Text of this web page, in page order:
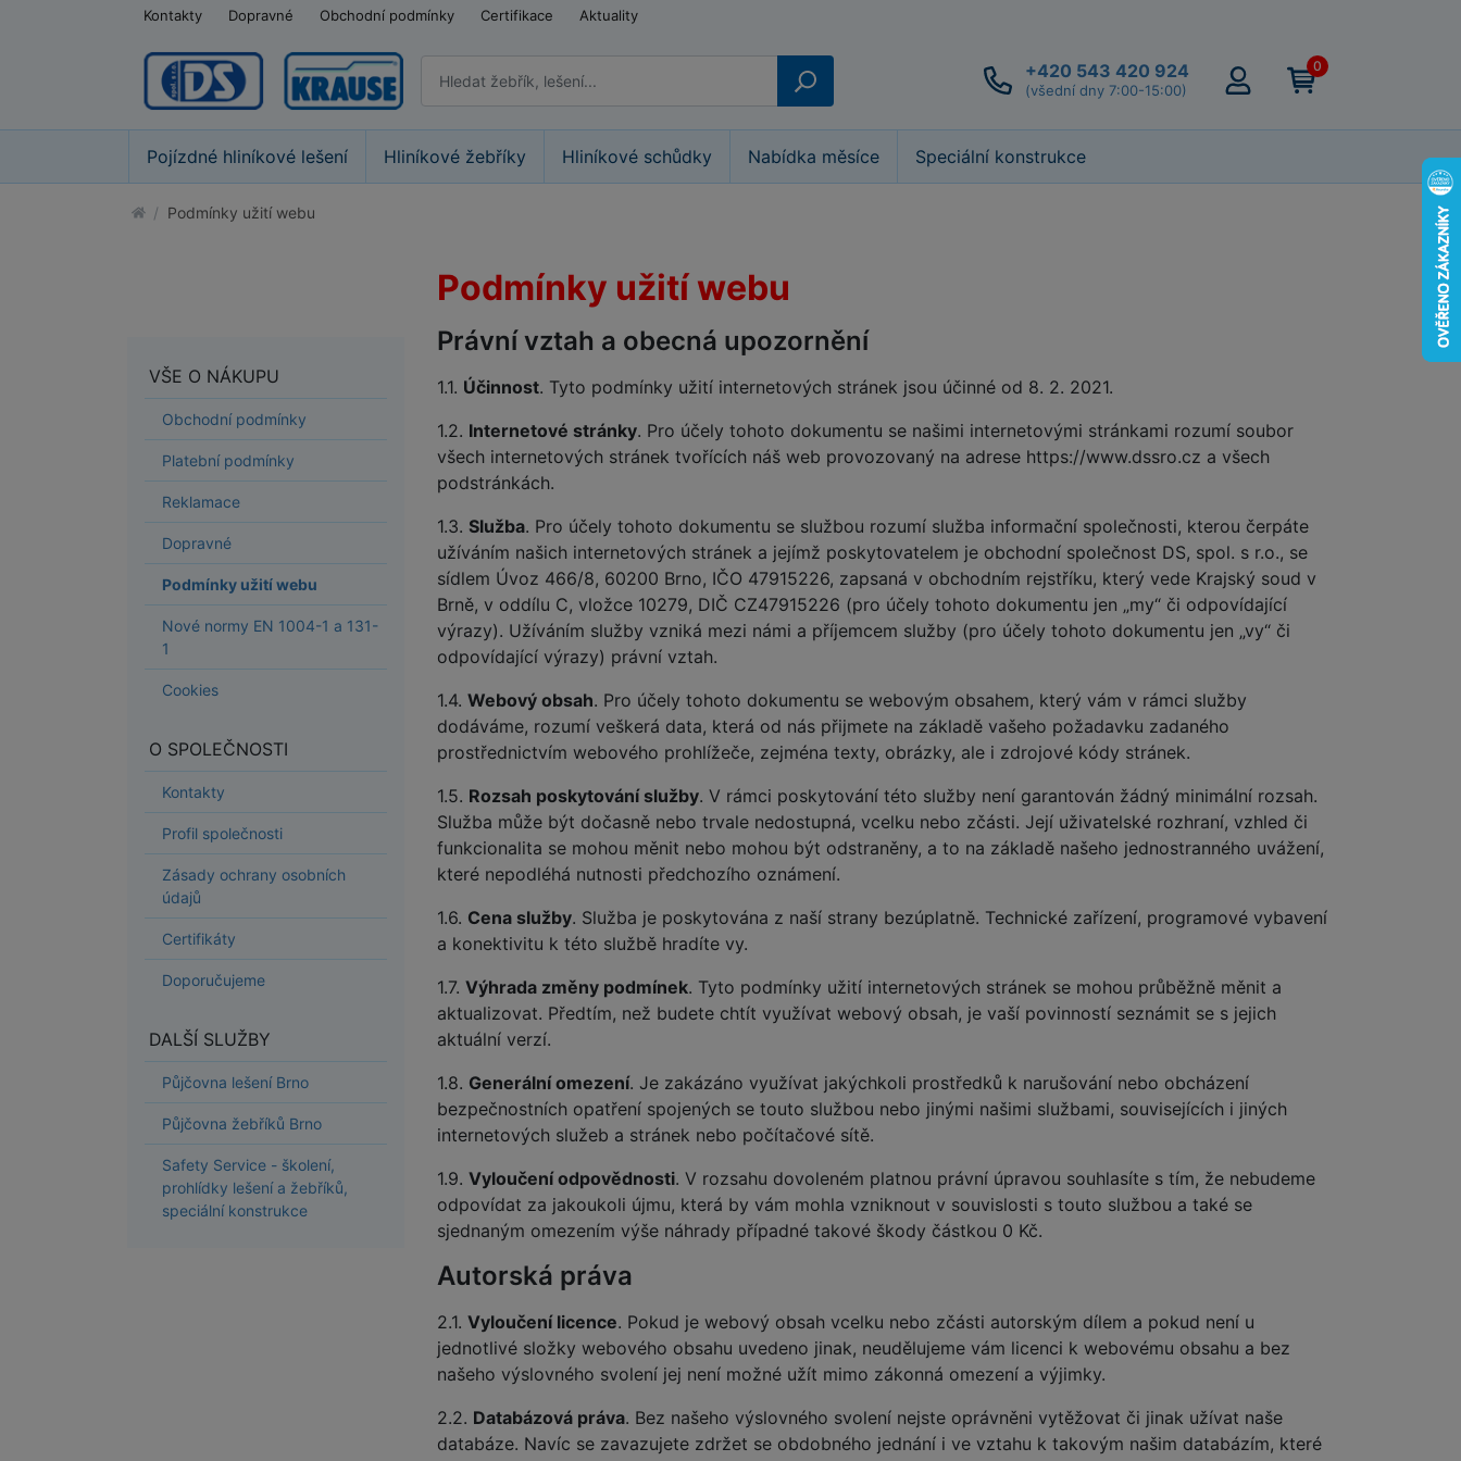
Kontakty Dopravné Obchodní podmínky Certifikace Aktuality
+420 543 420 924
(všední dny 7:00-15:00)
0
Pojízdné hliníkové lešení Hliníkové žebříky Hliníkové schůdky Nabídka měsíce Speciální konstrukce
Podmínky užití webu
Podmínky užití webu
Právní vztah a obecná upozornění
1.1. Účinnost. Tyto podmínky užití internetových stránek jsou účinné od 8. 2. 2021.
1.2. Internetové stránky. Pro účely tohoto dokumentu se našimi internetovými stránkami rozumí soubor
všech internetových stránek tvořících náš web provozovaný na adrese https://www.dssro.cz a všech
podstránkách.
1.3. Služba. Pro účely tohoto dokumentu se službou rozumí služba informační společnosti, kterou čerpáte
užíváním našich internetových stránek a jejímž poskytovatelem je obchodní společnost DS, spol. s r.o., se
sídlem Úvoz 466/8, 60200 Brno, IČO 47915226, zapsaná v obchodním rejstříku, který vede Krajský soud v
Brně, v oddílu C, vložce 10279, DIČ CZ47915226 (pro účely tohoto dokumentu jen „my“ či odpovídající
výrazy). Užíváním služby vzniká mezi námi a příjemcem služby (pro účely tohoto dokumentu jen „vy“ či
odpovídající výrazy) právní vztah.
1.4. Webový obsah. Pro účely tohoto dokumentu se webovým obsahem, který vám v rámci služby
dodáváme, rozumí veškerá data, která od nás přijmete na základě vašeho požadavku zadaného
prostřednictvím webového prohlížeče, zejména texty, obrázky, ale i zdrojové kódy stránek.
1.5. Rozsah poskytování služby. V rámci poskytování této služby není garantován žádný minimální rozsah.
Služba může být dočasně nebo trvale nedostupná, vcelku nebo zčásti. Její uživatelské rozhraní, vzhled či
funkcionalita se mohou měnit nebo mohou být odstraněny, a to na základě našeho jednostranného uvážení,
které nepodléhá nutnosti předchozího oznámení.
1.6. Cena služby. Služba je poskytována z naší strany bezúplatně. Technické zařízení, programové vybavení
a konektivitu k této službě hradíte vy.
1.7. Výhrada změny podmínek. Tyto podmínky užití internetových stránek se mohou průběžně měnit a
aktualizovat. Předtím, než budete chtít využívat webový obsah, je vaší povinností seznámit se s jejich
aktuální verzí.
1.8. Generální omezení. Je zakázáno využívat jakýchkoli prostředků k narušování nebo obcházení
bezpečnostních opatření spojených se touto službou nebo jinými našimi službami, souvisejících i jiných
internetových služeb a stránek nebo počítačové sítě.
1.9. Vyloučení odpovědnosti. V rozsahu dovoleném platnou právní úpravou souhlasíte s tím, že nebudeme
odpovídat za jakoukoli újmu, která by vám mohla vzniknout v souvislosti s touto službou a také se
sjednaným omezením výše náhrady případné takové škody částkou 0 Kč.
Autorská práva
2.1. Vyloučení licence. Pokud je webový obsah vcelku nebo zčásti autorským dílem a pokud není u
jednotlivé složky webového obsahu uvedeno jinak, neudělujeme vám licenci k webovému obsahu a bez
našeho výslovného svolení jej není možné užít mimo zákonná omezení a výjimky.
2.2. Databázová práva. Bez našeho výslovného svolení nejste oprávněni vytěžovat či jinak užívat naše
databáze. Navíc se zavazujete zdržet se obdobného jednání i ve vztahu k takovým našim databázím, které
VŠE O NÁKUPU
Obchodní podmínky
Platební podmínky
Reklamace
Dopravné
Podmínky užití webu
Nové normy EN 1004-1 a 131-
1
Cookies
O SPOLEČNOSTI
Kontakty
Profil společnosti
Zásady ochrany osobních
údajů
Certifikáty
Doporučujeme
DALŠÍ SLUŽBY
Půjčovna lešení Brno
Půjčovna žebříků Brno
Safety Service - školení,
prohlídky lešení a žebříků,
speciální konstrukce